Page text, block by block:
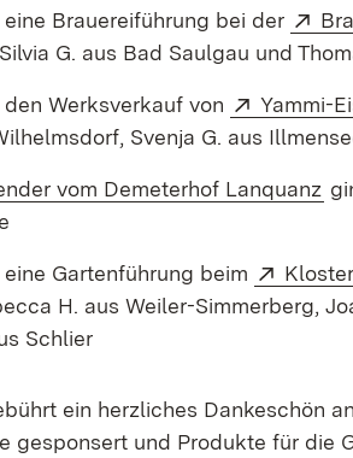
Brauereiführung bei der
G. aus Bad Saulgau und
Werksverkauf von Extern:
Yammi-
Svenja G. aus
vom Demeterhof Lanquanz
Gartenführung beim Extern:
H. aus Weiler-Simmerberg,
Schlier
ein herzliches Dankeschön
gesponsert und Produkte für die